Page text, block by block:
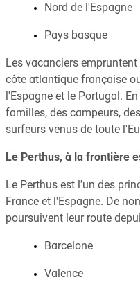
Nord de l'Espagne
Pays basque
Les vacanciers
côte atlantique française
l'Espagne et le Portugal.
familles, des campeurs,
surfeurs venus de toute
Le Perthus, à la frontière
Le Perthus est l'un des
France et l'Espagne. De
poursuivent leur route
Barcelone
Valence